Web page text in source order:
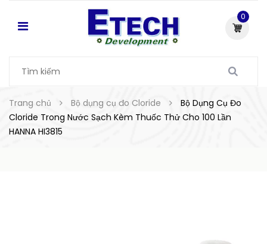
0
Trang chủ Bộ dụng cụ đo Cloride
Bộ Dụng Cụ Đo
Cloride Trong Nước Sạch Kèm Thuốc Thử Cho 100 Lần
HANNA HI3815